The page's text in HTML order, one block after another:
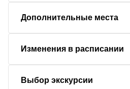
Дополнительные места
Изменения в расписании
Выбор экскурсии